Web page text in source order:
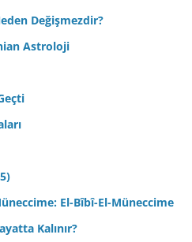
Değişmezdir?
Astroloji
El-Bîbî-El-Müneccime
Kalınır?